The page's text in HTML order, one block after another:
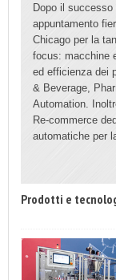
Dopo il
appuntamento
Chicago per la
focus: macchine
ed efficienza dei
& Beverage,
Automation.
Re-commerce
automatiche per
Prodotti e